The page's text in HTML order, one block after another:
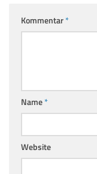
Kommentar*
Name*
Website